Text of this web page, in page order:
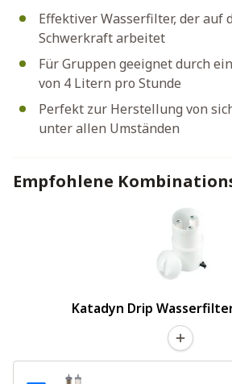
Effektiver Wasserfilter, der auf
Schwerkraft arbeitet
Für Gruppen geeignet durch
von 4 Litern pro Stunde
Perfekt zur Herstellung von
unter allen Umständen
Empfohlene
Katadyn Drip